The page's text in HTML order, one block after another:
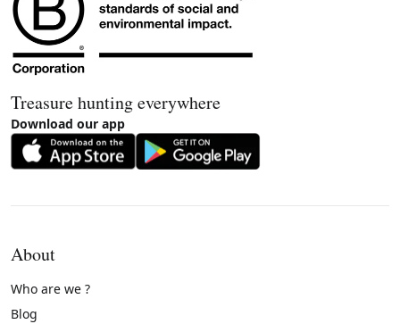
Treasure hunting everywhere
Download our app
About
Who are we ?
Blog